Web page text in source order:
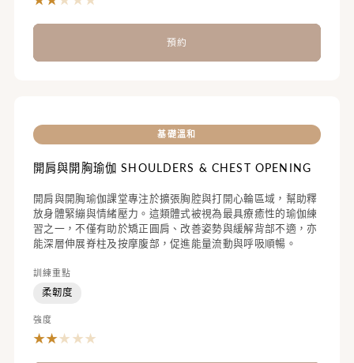
預約
基礎溫和
開肩與開胸瑜伽 SHOULDERS & CHEST OPENING
開肩與開胸瑜伽課堂專注於擴張胸腔與打開心輪區域，幫助釋
放身體緊繃與情緒壓力。這類體式被視為最具療癒性的瑜伽練
習之一，不僅有助於矯正圓肩、改善姿勢與緩解背部不適，亦
能深層伸展脊柱及按摩腹部，促進能量流動與呼吸順暢。
訓練重點
柔韌度
強度
★★★ ★★